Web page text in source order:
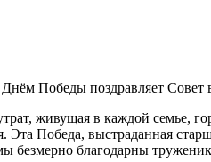
Победы поздравляет
живущая в каждой семье,
Победа, выстраданная
безмерно благодарны